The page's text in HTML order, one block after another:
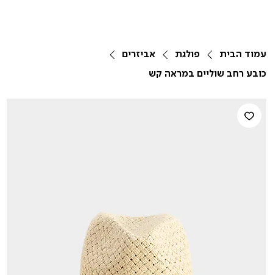
עמוד הבית פולגת
אביזרים
כובע רחב שוליים במראה קש